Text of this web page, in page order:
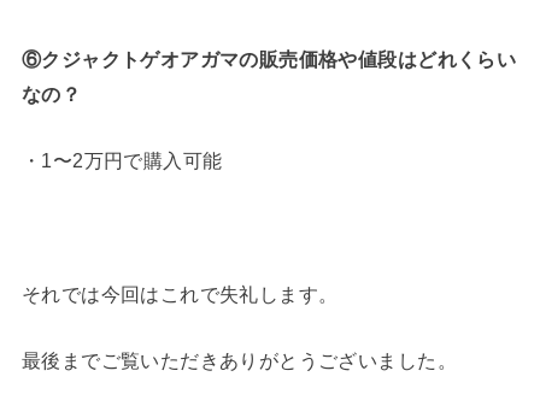
⑥クジャクトゲオアガマの販売価格や値段はどれくらい
なの？
・1〜2万円で購入可能
それでは今回はこれで失礼します。
最後までご覧いただきありがとうございました。